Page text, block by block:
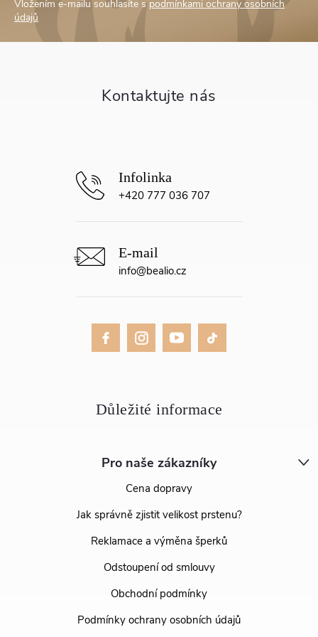
pVložením e-mailu souhlasíte s podmínkami ochrany osobních
údajů
Pro naše zákazníky
Cena dopravy
Jak správně zjistit velikost prstenu?
Reklamace a výměna šperků
Odstoupení od smlouvy
Obchodní podmínky
Podmínky ochrany osobních údajů
info@bealio.cz
+420 777 036 707